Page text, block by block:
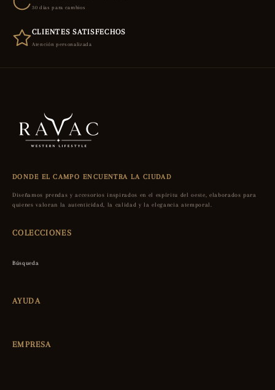
30 días para cambios
CLIENTES SATISFECHOS
Atención personalizada
DONDE EL CAMPO ENCUENTRA LA CIUDAD
Diseñamos prendas y accesorios inspirados en el espíritu del oeste, elaborados para
quienes valoran la autenticidad, la calidad y la elegancia atemporal.
COLECCIONES
Búsqueda
AYUDA
EMPRESA